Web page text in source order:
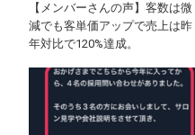
【メンバーさんの声】客数は微
減でも客単価アップで売上は昨
年対比で120%達成。